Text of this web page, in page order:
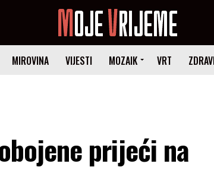
MIROVINA VIJESTI MOZAIK VRT
prijeći na